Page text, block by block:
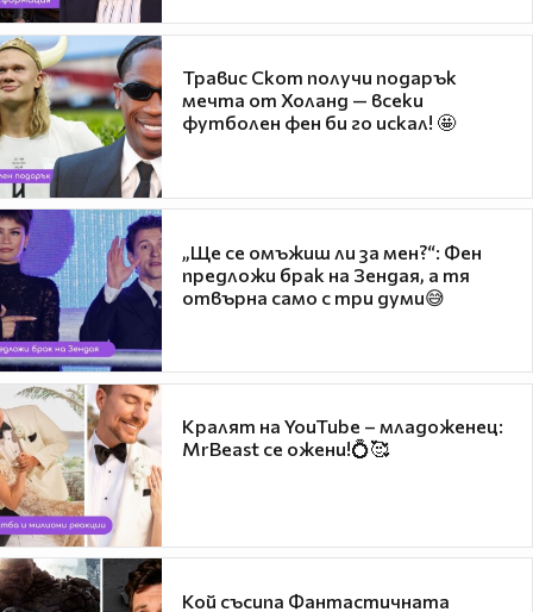
Травис Скот получи подарък
мечта от Холанд — всеки
футболен фен би го искал! 🤩
„Ще се омъжиш ли за мен?“: Фен
предложи брак на Зендая, а тя
отвърна само с три думи😅
Кралят на YouTube – младоженец:
MrBeast се ожени!💍🥰
Кой съсипа Фантастичната